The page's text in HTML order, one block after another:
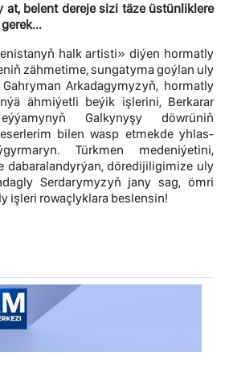
belent dereje sizi täze üstünliklere
halk artisti» diýen hormatly
zähmetime, sungatyma goýlan uly
Arkadagymyzyň, hormatly
ähmiýetli beýik işlerini, Berkarar
Galkynyşy döwrüniň
bilen wasp etmekde yhlas-
Türkmen medeniýetini,
dabaralandyrýan, döredijiligimize uly
Serdarymyzyň jany sag, ömri
işleri rowaçlyklara beslensin!